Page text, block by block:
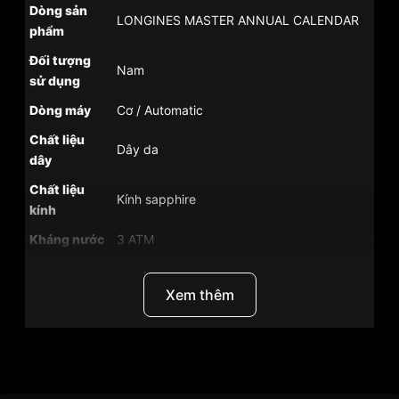
Dòng sản
phẩm
LONGINES MASTER ANNUAL CALENDAR
Đối tượng
sử dụng
Nam
Dòng máy
Cơ / Automatic
Chất liệu
dây
Dây da
Chất liệu
kính
Kính sapphire
Kháng nước
3 ATM
cót được nạp đầy)
40mm
Xem thêm